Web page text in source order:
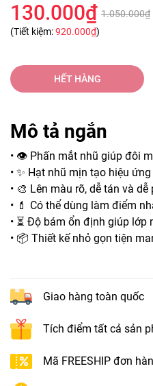
130.000₫ 1.050.000₫
(Tiết kiệm:920.000₫)
HẾT HÀNG
Mô tả ngắn
• 👁️ Phấn mắt nhũ giúp đôi
• ✨ Hạt nhũ mịn tạo hiệu
• 🎨 Lên màu rõ, dễ tán và
• 💄 Có thể dùng làm điểm
• ⏳ Độ bám ổn định giúp lớp
• 📦 Thiết kế nhỏ gọn tiện
Giao hàng toàn quốc
Tích điểm tất cả sản
Mã FREESHIP đơn